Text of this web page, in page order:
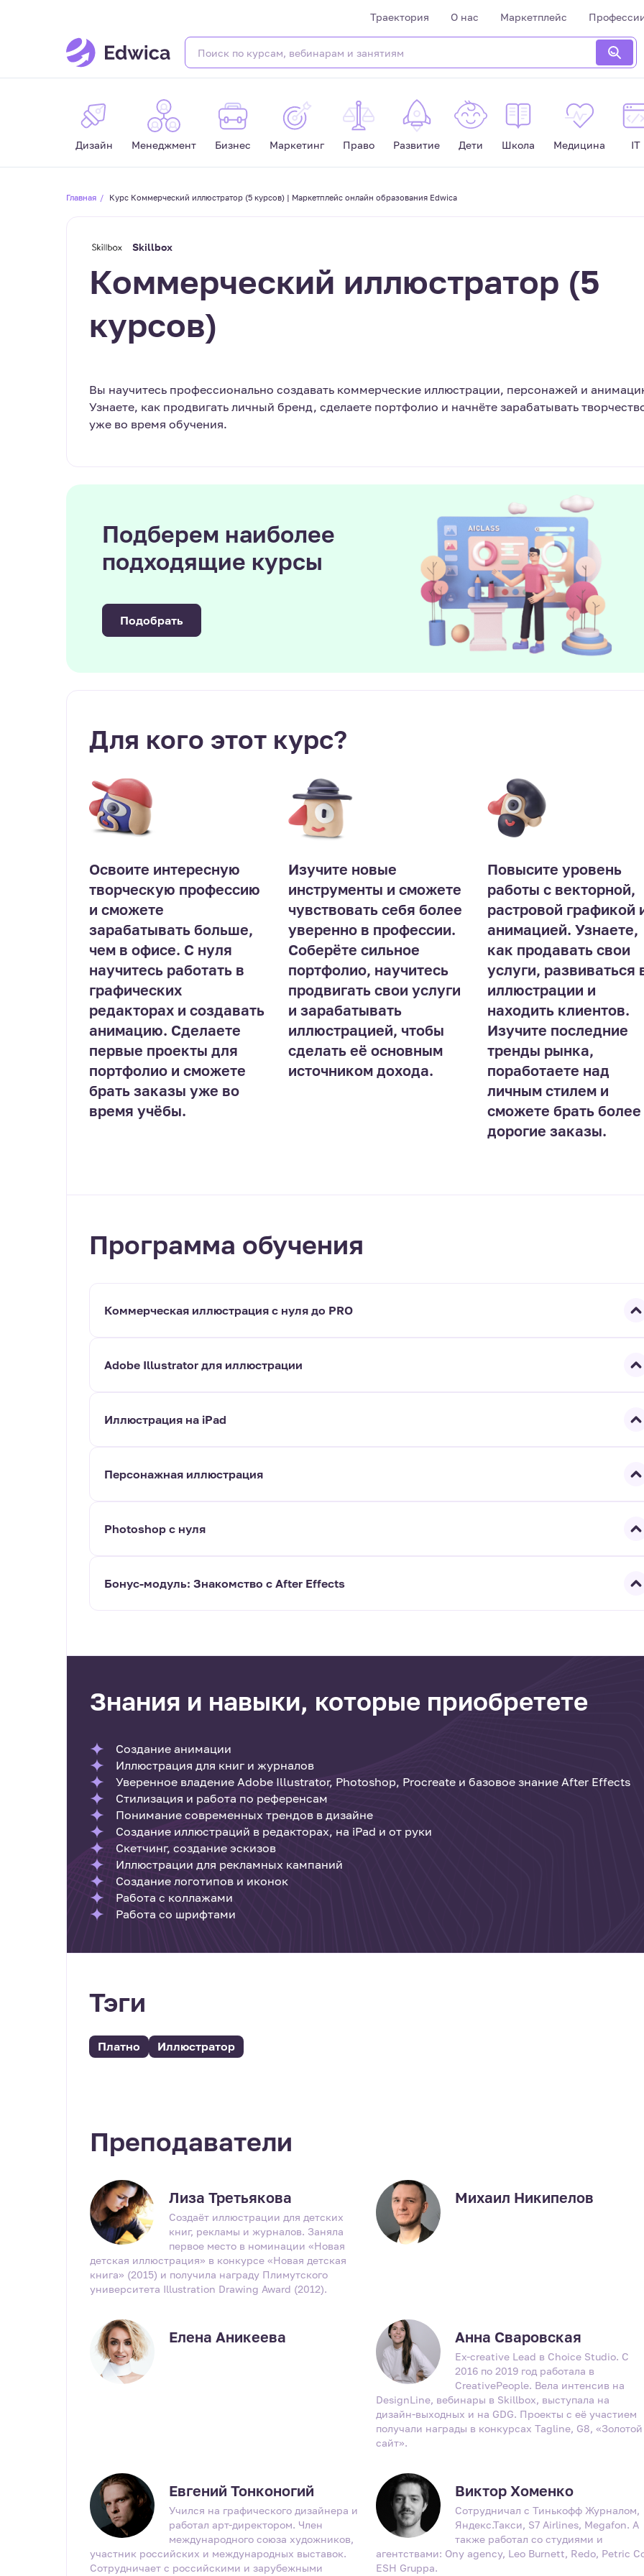
Траектория О нас Маркетплейс
Дизайн Менеджмент Бизнес Маркетинг Право Развитие Дети Школа Медицина IT
Главная Курс Коммерческий иллюстратор (5 курсов) | Маркетплейс онлайн образования Edwica
Skillbox
Коммерческий иллюстратор (5
курсов)
Вы научитесь профессионально создавать коммерческие иллюстрации, персонажей и
Узнаете, как продвигать личный бренд, сделаете портфолио и начнёте зарабатывать
уже во время обучения.
Подберем наиболее
подходящие курсы
Подобрать
Для кого этот курс?
Освоите интересную
творческую профессию
и сможете
зарабатывать больше,
чем в офисе. С нуля
научитесь работать в
графических
редакторах и создавать
анимацию. Сделаете
первые проекты для
портфолио и сможете
брать заказы уже во
время учёбы.
Изучите новые
инструменты и сможете
чувствовать себя более
уверенно в профессии.
Соберёте сильное
портфолио, научитесь
продвигать свои услуги
и зарабатывать
иллюстрацией, чтобы
сделать её основным
источником дохода.
Повысите уровень
работы с векторной,
растровой графикой
анимацией. Узнаете,
как продавать свои
услуги, развиваться
иллюстрации и
находить клиентов.
Изучите последние
тренды рынка,
поработаете над
личным стилем и
сможете брать более
дорогие заказы.
Программа обучения
Коммерческая иллюстрация с нуля до PRO
Adobe Illustrator для иллюстрации
Иллюстрация на iPad
Персонажная иллюстрация
Photoshop с нуля
Бонус-модуль: Знакомство с After Effects
Знания и навыки, которые приобретете
Создание анимации
Иллюстрация для книг и журналов
Уверенное владение Adobe Illustrator, Photoshop, Procreate и базовое знание After Effects
Стилизация и работа по референсам
Понимание современных трендов в дизайне
Создание иллюстраций в редакторах, на iPad и от руки
Скетчинг, создание эскизов
Иллюстрации для рекламных кампаний
Создание логотипов и иконок
Работа с коллажами
Работа со шрифтами
Тэги
Платно Иллюстратор
Преподаватели
Лиза Третьякова
Создаёт иллюстрации для детских
книг, рекламы и журналов. Заняла
первое место в номинации «Новая
детская иллюстрация» в конкурсе «Новая детская
книга» (2015) и получила награду Плимутского
университета Illustration Drawing Award (2012).
Михаил Никипелов
Елена Аникеева Анна Сваровская
Ex-creative Lead в Choice Studio. С
2016 по 2019 год работала в
CreativePeople. Вела интенсив на
DesignLine, вебинары в Skillbox, выступала на
дизайн-выходных и на GDG. Проекты с её участием
получали награды в конкурсах Tagline, G8, «Золотой
сайт».
Евгений Тонконогий
Учился на графического дизайнера и
работал арт-директором. Член
международного союза художников,
участник российских и международных выставок.
Сотрудничает с российскими и зарубежными
Виктор Хоменко
Сотрудничал с Тинькофф Журналом,
Яндекс.Такси, S7 Airlines, Megafon. А
также работал со студиями и
агентствами: Ony agency, Leo Burnett, Redo, Petric
ESH Gruppa.